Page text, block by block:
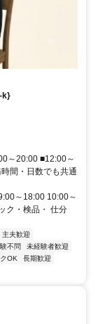
k}
～20:00 ■12:00～
間・日数でも共通
～18:00 10:00～
ク・検品・ 仕分
主夫歓迎
不問
未経験者歓迎
OK
長期歓迎